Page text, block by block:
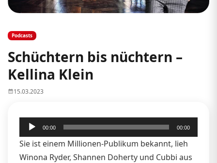
Podcasts
Schüchtern bis nüchtern –
Kellina Klein
15.03.2023
Audio-
Player
00:00 00:00
Sie ist einem Millionen-Publikum bekannt, lieh
Winona Ryder, Shannen Doherty und Cubbi aus